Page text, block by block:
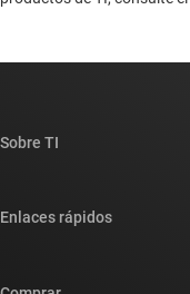
Sobre TI
Enlaces rápidos